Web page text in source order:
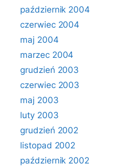
październik 2004
czerwiec 2004
maj 2004
marzec 2004
grudzień 2003
czerwiec 2003
maj 2003
luty 2003
grudzień 2002
listopad 2002
październik 2002